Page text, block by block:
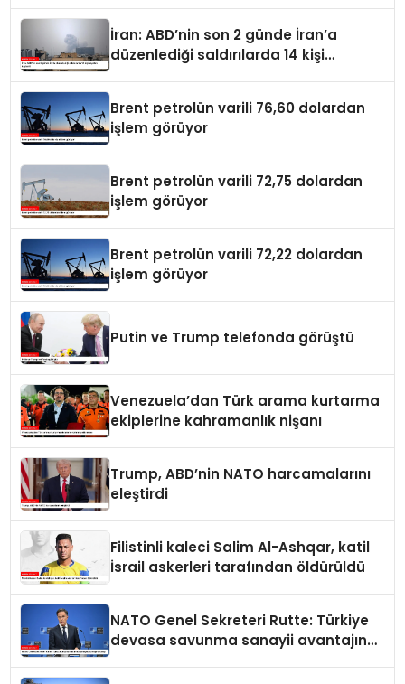
İran: ABD’nin son 2 günde İran’a
düzenlediği saldırılarda 14 kişi
Brent petrolün varili 76,60 dolardan
işlem görüyor
Brent petrolün varili 72,75 dolardan
işlem görüyor
Brent petrolün varili 72,22 dolardan
işlem görüyor
Putin ve Trump telefonda görüştü
Venezuela’dan Türk arama kurtarma
ekiplerine kahramanlık nişanı
Trump, ABD’nin NATO harcamalarını
eleştirdi
Filistinli kaleci Salim Al-Ashqar, katil
İsrail askerleri tarafından öldürüldü
NATO Genel Sekreteri Rutte: Türkiye
devasa savunma sanayii avantajına